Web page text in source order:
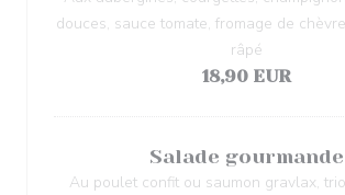
douces, sauce tomate, fromage de
râpé
18,90 EUR
Salade gourmande
Au poulet confit ou saumon gravlax,